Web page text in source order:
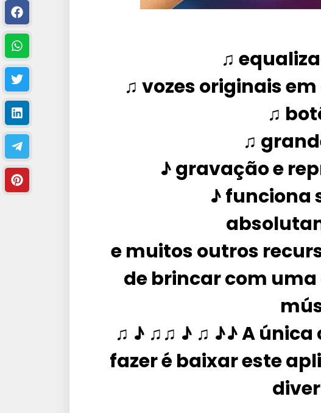
♫
♫ vozes originais
♫
♫
♪ gravação e
♪ funciona
e muitos outros
de brincar com
♫ ♪ ♫♫ ♪ ♫ ♪♪ A
fazer é baixar este